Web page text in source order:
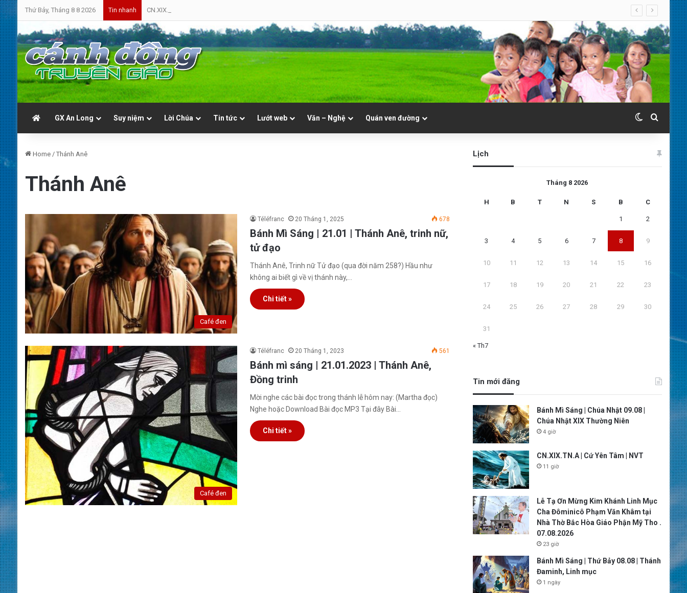
Thứ Bảy, Tháng 8 8 2026 Tin nhanh CN.XIX.TN.A | Cứ Yên Tâm | NVT
GX An Long Suy niệm Lời Chúa Tin tức Lướt web Văn – Nghệ Quán ven đường Switch skin
Search
Home / Thánh Anê
Thánh Anê
Café đen
Téléfranc 20 Tháng 1, 2025 678
Bánh Mì Sáng | 21.01 | Thánh Anê, trinh nữ,
tử đạo
Thánh Anê, Trinh nữ Tử đạo (qua đời năm 258?) Hầu như
không ai biết gì về vị thánh này,…
Chi tiết »
Café đen
Téléfranc 20 Tháng 1, 2023 561
Bánh mì sáng | 21.01.2023 | Thánh Anê,
Đồng trinh
Mời nghe các bài đọc trong thánh lễ hôm nay: (Martha đọc)
Nghe hoặc Download Bài đọc MP3 Tại đây Bài…
Chi tiết »
Lịch
Tháng 8 2026
H B T N S B C
1 2
3 4 5 6 7 8 9
10 11 12 13 14 15 16
17 18 19 20 21 22 23
24 25 26 27 28 29 30
31
« Th7
Tin mới đăng
Bánh Mì Sáng | Chúa Nhật 09.08 |
Chúa Nhật XIX Thường Niên
4 giờ
CN.XIX.TN.A | Cứ Yên Tâm | NVT
11 giờ
Lễ Tạ Ơn Mừng Kim Khánh Linh Mục
Cha Đôminicô Phạm Văn Khâm tại
Nhà Thờ Bắc Hòa Giáo Phận Mỹ Tho .
07.08.2026
23 giờ
Bánh Mì Sáng | Thứ Bảy 08.08 | Thánh
Đaminh, Linh mục
1 ngày